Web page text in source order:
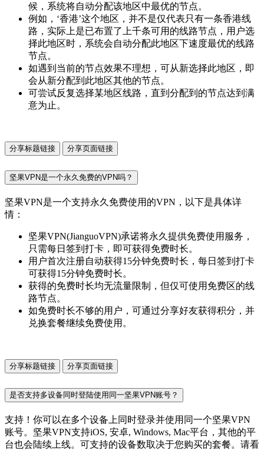
候，系统将自动分配该地区中最优的节点。
例如，‘香港’这个地区，并不是仅代表只有一条香港线
路，实际上是已布置了上千条可用的线路节点，用户选
择此地区时，系统会自动分配此地区下速度最优的线路
节点。
如遇到当前的节点效果不理想，可从新选择此地区，即
会从新分配到此地区其他的节点。
可尝试反复选择某地区线路，直到分配到的节点达到满
意为止。
分享标题链接 分享页面链接
坚果VPN是一个永久免费的VPN吗？
坚果VPN是一个支持永久免费使用的VPN，以下是具体详
情：
坚果VPN(JianguoVPN)承诺将永久提供免费使用服务，
只需每日签到打卡，即可获得免费时长。
用户首次注册自动获得15分钟免费时长，每日签到打卡
可获得15分钟免费时长。
获得的免费时长均无流量限制，但仅可使用免费区的线
路节点。
如免费时长不够的用户，可通过分享好友获得积分，并
兑换套餐继续免费使用。
分享标题链接 分享页面链接
是否支持多设备同时登陆使用同一坚果VPN账号？
支持！你可以在多个设备上同时登录并使用同一个坚果VPN
账号。坚果VPN支持iOS, 安卓, Windows, Mac平台，其他的平
台也会陆续上线。可支持的设备数取决于您购买的套餐。请看